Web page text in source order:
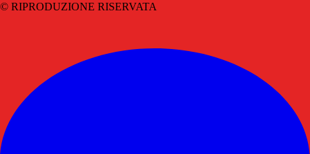
© RIPRODUZIONE RISERVATA